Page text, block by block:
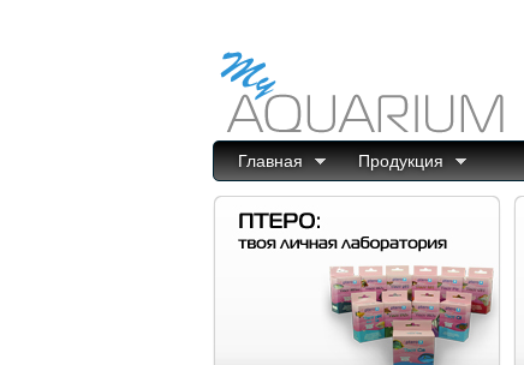
Главная Продукция